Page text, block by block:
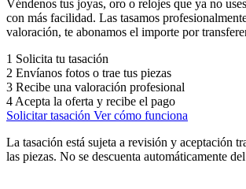
Véndenos tus joyas, oro o relojes que ya no
con más facilidad. Las tasamos
valoración, te abonamos el importe por
1 Solicita tu tasación
2 Envíanos fotos o trae tus piezas
3 Recibe una valoración profesional
4 Acepta la oferta y recibe el pago
Solicitar tasación Ver cómo funciona
La tasación está sujeta a revisión y aceptación
las piezas. No se descuenta automáticamente